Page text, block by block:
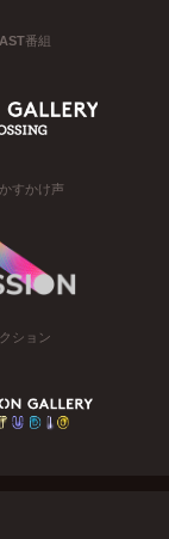
番組
すかけ声
ション